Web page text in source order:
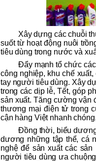
Xây dựng các chuỗi
suốt từ hoạt động nuôi
tiêu dùng trong nước và
Đẩy mạnh tổ chức
công nghiệp, khu chế
tay người tiêu dùng. Xây
trong các dịp lễ, Tết, góp
sản xuất. Tăng cường vận
thương mại điện tử trong
cận hàng Việt nhanh
Đồng thời, biểu
dương những tập thể, cá
nghệ để sản xuất các
người tiêu dùng ưa